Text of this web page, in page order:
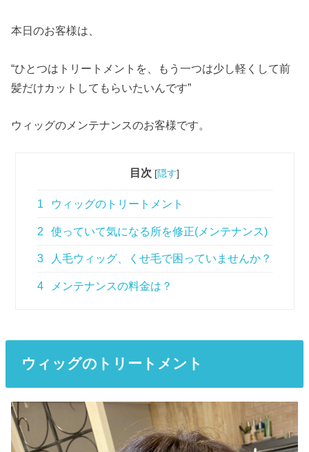
本日のお客様は、
“ひとつはトリートメントを、もう一つは少し軽くして前
髪だけカットしてもらいたいんです”
ウィッグのメンテナンスのお客様です。
目次 [隠す]
1 ウィッグのトリートメント
2 使っていて気になる所を修正(メンテナンス)
3 人毛ウィッグ、くせ毛で困っていませんか？
4 メンテナンスの料金は？
ウィッグのトリートメント